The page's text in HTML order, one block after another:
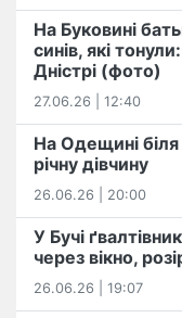
На Буковині
синів, які
Дністрі (фото)
27.06.26 | 12:40
На Одещині
річну дівчину
26.06.26 | 20:00
У Бучі
через вікно,
26.06.26 | 19:07